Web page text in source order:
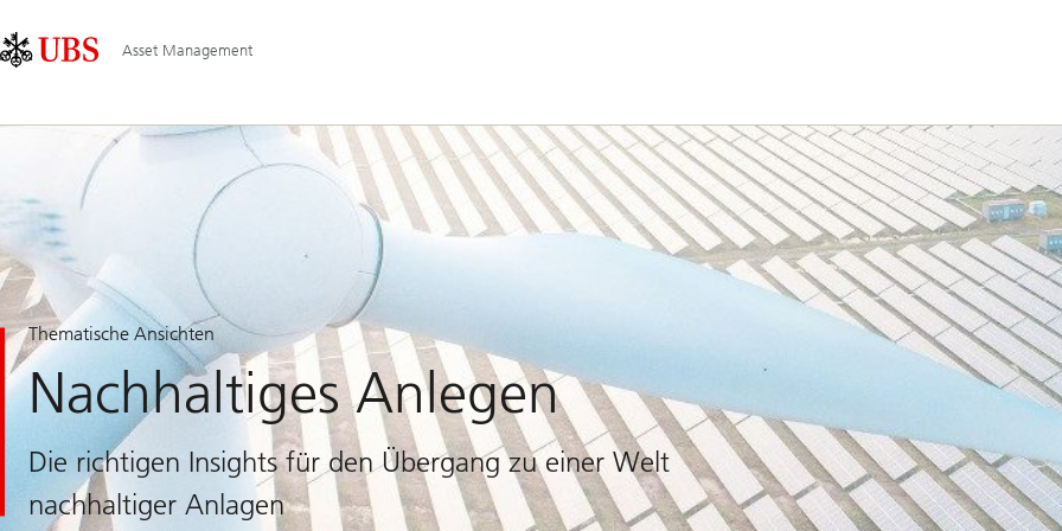
Area
Asset Management
Thematische Ansichten
Nachhaltiges Anlegen
Die richtigen Insights für den Übergang zu einer Welt
nachhaltiger Anlagen